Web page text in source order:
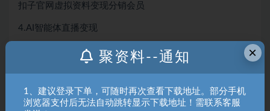
扣子官网虚拟资料变现分销会员
4.AI智能体直播变现
展现方式简单易上手抖音热门赛道
5.课程教程收徒变现方式
可自己定价知识产权变现
×
聚资料--通知
1、建议登录下单，可随时再次查看下载地址。部分手机
浏览器支付后无法自动跳转显示下载地址！需联系客服